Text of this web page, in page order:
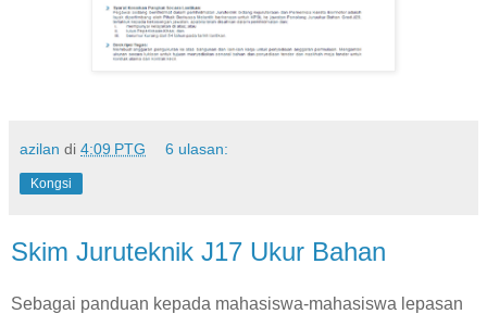
azilan di 4:09 PTG 6 ulasan:
Kongsi
Skim Juruteknik J17 Ukur Bahan
Sebagai panduan kepada mahasiswa-mahasiswa lepasan